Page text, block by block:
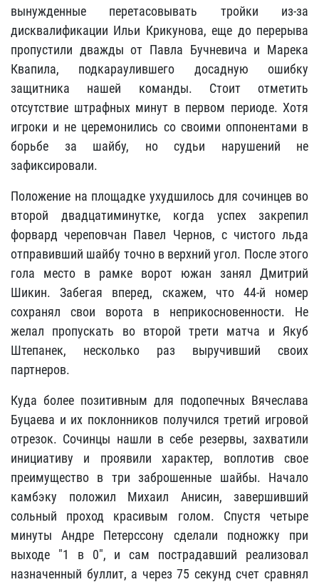
вынужденные перетасовывать тройки из-за
дисквалификации Ильи Крикунова, еще до перерыва
пропустили дважды от Павла Бучневича и Марека
Квапила, подкараулившего досадную ошибку
защитника нашей команды. Стоит отметить
отсутствие штрафных минут в первом периоде. Хотя
игроки и не церемонились со своими оппонентами в
борьбе за шайбу, но судьи нарушений не
зафиксировали.
Положение на площадке ухудшилось для сочинцев во
второй двадцатиминутке, когда успех закрепил
форвард череповчан Павел Чернов, с чистого льда
отправивший шайбу точно в верхний угол. После этого
гола место в рамке ворот южан занял Дмитрий
Шикин. Забегая вперед, скажем, что 44-й номер
сохранял свои ворота в неприкосновенности. Не
желал пропускать во второй трети матча и Якуб
Штепанек, несколько раз выручивший своих
партнеров.
Куда более позитивным для подопечных Вячеслава
Буцаева и их поклонников получился третий игровой
отрезок. Сочинцы нашли в себе резервы, захватили
инициативу и проявили характер, воплотив свое
преимущество в три заброшенные шайбы. Начало
камбэку положил Михаил Анисин, завершивший
сольный проход красивым голом. Спустя четыре
минуты Андре Петерссону сделали подножку при
выходе "1 в 0", и сам пострадавший реализовал
назначенный буллит, а через 75 секунд счет сравнял